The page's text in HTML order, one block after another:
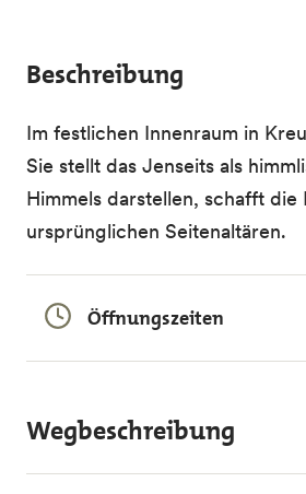
Beschreibung
Im festlichen Innenraum in
Sie stellt das Jenseits als
Himmels darstellen, schafft
ursprünglichen Seitenaltären.
Öffnungszeiten
Wegbeschreibung